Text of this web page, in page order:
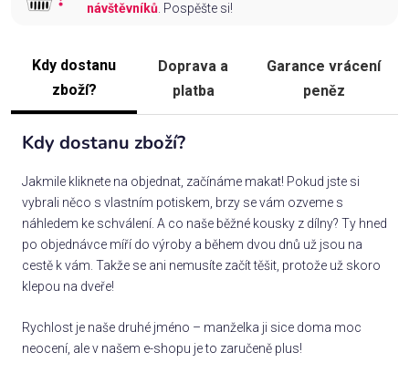
návštěvníků. Pospěšte si!
Kdy dostanu
zboží?
Doprava a
platba
Garance vrácení
peněz
Kdy dostanu zboží?
Jakmile kliknete na objednat, začínáme makat! Pokud jste si
vybrali něco s vlastním potiskem, brzy se vám ozveme s
náhledem ke schválení. A co naše běžné kousky z dílny? Ty hned
po objednávce míří do výroby a během dvou dnů už jsou na
cestě k vám. Takže se ani nemusíte začít těšit, protože už skoro
klepou na dveře!
Rychlost je naše druhé jméno – manželka ji sice doma moc
neocení, ale v našem e-shopu je to zaručeně plus!